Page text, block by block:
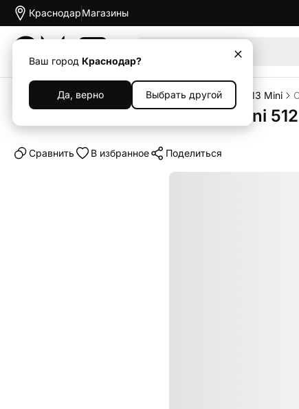
Краснодар
Ваш город Краснодар?
Да, верно Выбрать другой
Магазины
Каталог Смартфоны iPhone iPhone 13 Mini
Смартфон Apple iPhone 13 Mini
Cравнить В избранное Поделиться